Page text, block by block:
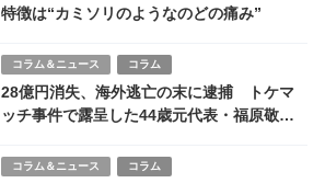
特徴は“カミソリのようなのどの痛み”
コラム＆ニュース コラム
28億円消失、海外逃亡の末に逮捕 トケマ
ッチ事件で露呈した44歳元代表・福原敬済
コラム＆ニュース コラム